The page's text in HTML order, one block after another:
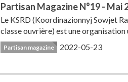
Partisan Magazine N°19 - Mai
Le KSRD (Koordinazionnyj Sowjet
classe ouvrière) est une
Partisan magazine 2022-05-23